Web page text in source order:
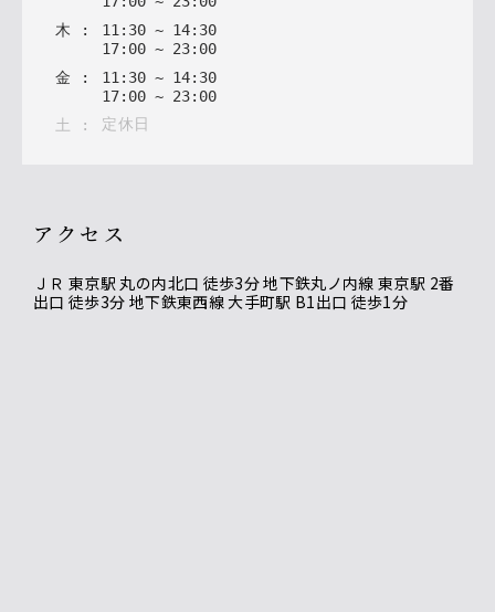
木 : 11 : 30 ~ 14: 30
17: 00 ~ 23: 00
金 : 11 : 30 ~ 14: 30
17: 00 ~ 23: 00
土
: 定休日
アクセス
ＪＲ 東京駅 丸の内北口 徒歩3分 地下鉄丸ノ内線 東京駅 2番
出口 徒歩3分 地下鉄東西線 大手町駅 B1出口 徒歩1分